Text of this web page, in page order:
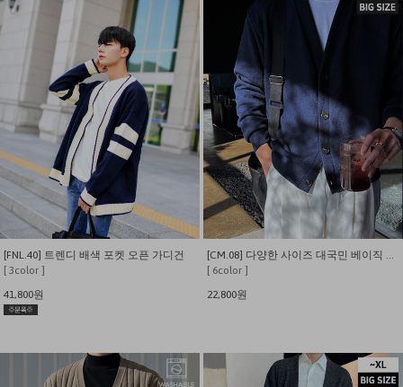
[FNL.40] 트렌디 배색 포켓 오픈 가디건
[ 3color ]
41,800원
[ 6color ]
22,800원